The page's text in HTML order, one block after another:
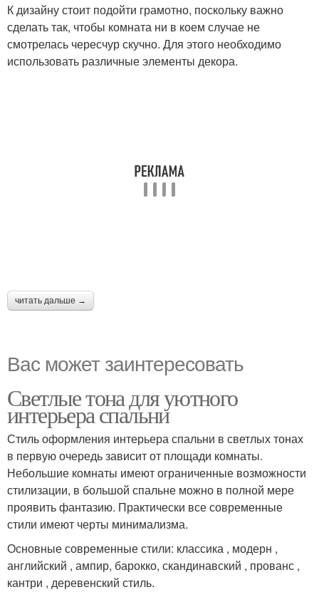
К дизайну стоит подойти грамотно, поскольку важно
сделать так, чтобы комната ни в коем случае не
смотрелась чересчур скучно. Для этого необходимо
использовать различные элементы декора.
читать дальше →
Вас может заинтересовать
Светлые тона для уютного
интерьера спальни
Стиль оформления интерьера спальни в светлых тонах
в первую очередь зависит от площади комнаты.
Небольшие комнаты имеют ограниченные возможности
стилизации, в большой спальне можно в полной мере
проявить фантазию. Практически все современные
стили имеют черты минимализма.
Основные современные стили: классика , модерн ,
английский , ампир, барокко, скандинавский , прованс ,
кантри , деревенский стиль.